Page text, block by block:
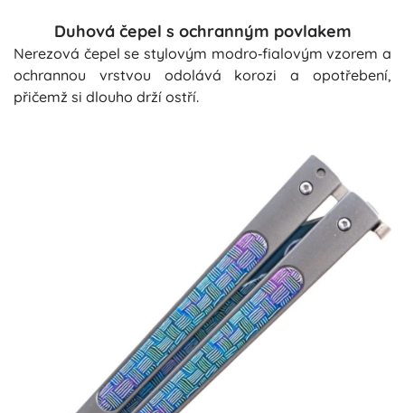
Duhová čepel s ochranným povlakem
Nerezová čepel se stylovým modro‑fialovým vzorem a
ochrannou vrstvou odolává korozi a opotřebení,
přičemž si dlouho drží ostří.